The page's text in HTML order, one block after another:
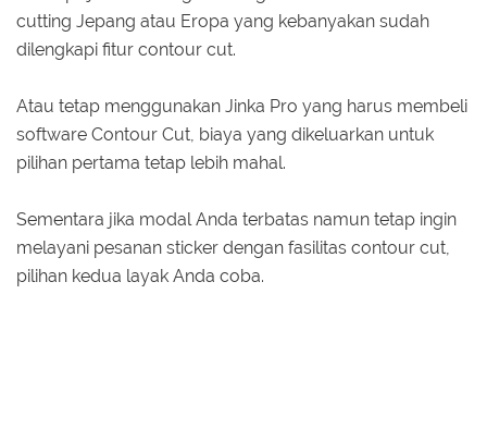
cutting Jepang atau Eropa yang kebanyakan sudah
dilengkapi fitur contour cut.
Atau tetap menggunakan Jinka Pro yang harus membeli
software Contour Cut, biaya yang dikeluarkan untuk
pilihan pertama tetap lebih mahal.
Sementara jika modal Anda terbatas namun tetap ingin
melayani pesanan sticker dengan fasilitas contour cut,
pilihan kedua layak Anda coba.